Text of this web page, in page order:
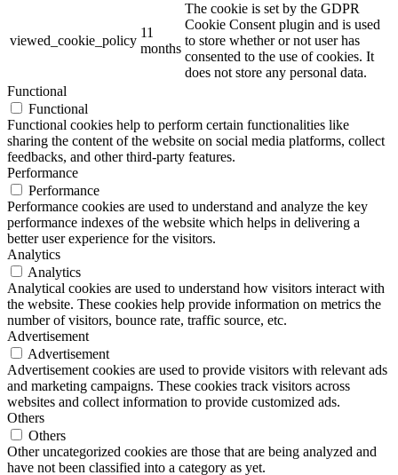
viewed_cookie_policy
11
months
The cookie is set by the GDPR
Cookie Consent plugin and is used
to store whether or not user has
consented to the use of cookies. It
does not store any personal data.
Functional
Functional
Functional cookies help to perform certain functionalities like
sharing the content of the website on social media platforms, collect
feedbacks, and other third-party features.
Performance
Performance
Performance cookies are used to understand and analyze the key
performance indexes of the website which helps in delivering a
better user experience for the visitors.
Analytics
Analytics
Analytical cookies are used to understand how visitors interact with
the website. These cookies help provide information on metrics the
number of visitors, bounce rate, traffic source, etc.
Advertisement
Advertisement
Advertisement cookies are used to provide visitors with relevant ads
and marketing campaigns. These cookies track visitors across
websites and collect information to provide customized ads.
Others
Others
Other uncategorized cookies are those that are being analyzed and
have not been classified into a category as yet.